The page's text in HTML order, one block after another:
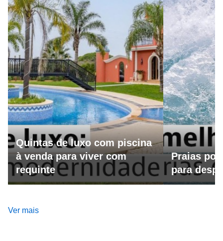
Quintas de luxo com piscina
à venda para viver com
requinte
Praias
para
Ver mais